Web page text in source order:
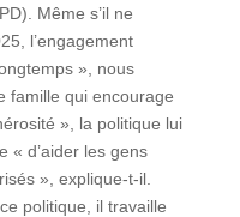
Même s’il ne
l’engagement
», nous
famille qui encourage
», la politique lui
« d’aider les gens
», explique-t-il.
politique, il travaille